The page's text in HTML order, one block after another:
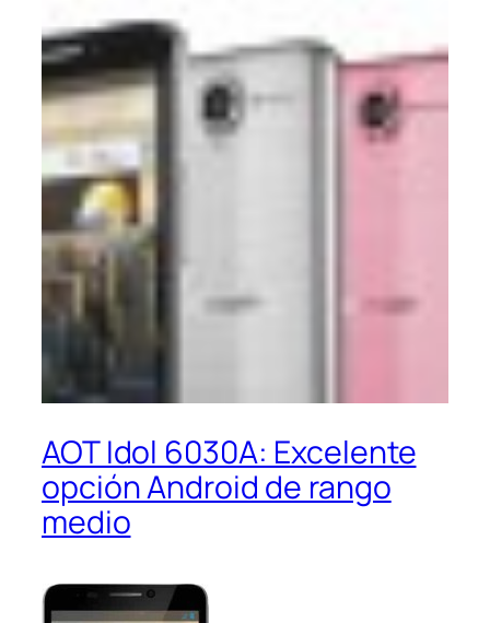
AOT Idol 6030A: Excelente
opción Android de rango
medio